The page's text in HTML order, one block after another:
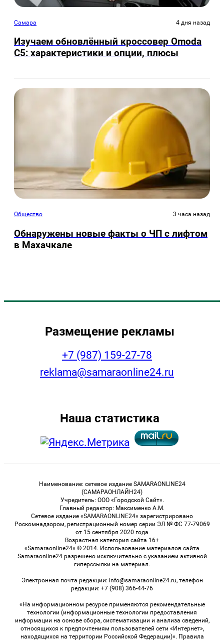
Самара 4 дня назад
Изучаем обновлённый кроссовер Omoda
C5: характеристики и опции, плюсы
Общество 3 часа назад
Обнаружены новые факты о ЧП с лифтом
в Махачкале
Размещение рекламы
+7 (987) 159-27-78
reklama@samaraonline24.ru
Наша статистика
Наименование: сетевое издание SAMARAONLINE24
(САМАРАОНЛАЙН24)
Учредитель: ООО «Городской Сайт».
Главный редактор: Максименко А.М.
Сетевое издание «SAMARAONLINE24» зарегистрировано
Роскомнадзором, регистрационный номер серии ЭЛ № ФС 77-79069
от 15 сентября 2020 года
Возрастная категория сайта 16+
«Samaraonline24» © 2014. Использование материалов сайта
Samaraonline24 разрешено исключительно с указанием активной
гиперссылки на материал.
Электронная почта редакции: info@samaraonline24.ru, телефон
редакции: +7 (908) 366-44-76
«На информационном ресурсе применяются рекомендательные
технологии (информационные технологии предоставления
информации на основе сбора, систематизации и анализа сведений,
относящихся к предпочтениям пользователей сети «Интернет»,
находящихся на территории Российской Федерации)». Правила